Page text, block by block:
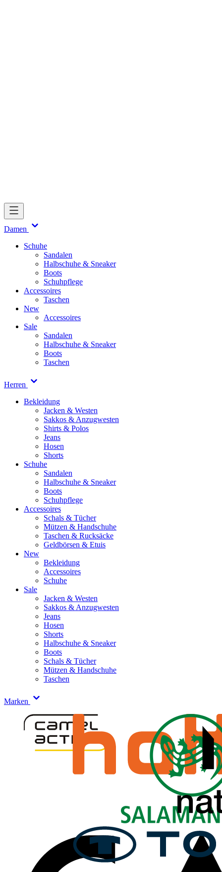
Damen
Schuhe
Sandalen
Halbschuhe & Sneaker
Boots
Schuhpflege
Accessoires
Taschen
New
Accessoires
Sale
Sandalen
Halbschuhe & Sneaker
Boots
Taschen
Herren
Bekleidung
Jacken & Westen
Sakkos & Anzugwesten
Shirts & Polos
Jeans
Hosen
Shorts
Schuhe
Sandalen
Halbschuhe & Sneaker
Boots
Schuhpflege
Accessoires
Schals & Tücher
Mützen & Handschuhe
Taschen & Rucksäcke
Geldbörsen & Etuis
New
Bekleidung
Accessoires
Schuhe
Sale
Jacken & Westen
Sakkos & Anzugwesten
Jeans
Hosen
Shorts
Halbschuhe & Sneaker
Boots
Schals & Tücher
Mützen & Handschuhe
Taschen
Marken